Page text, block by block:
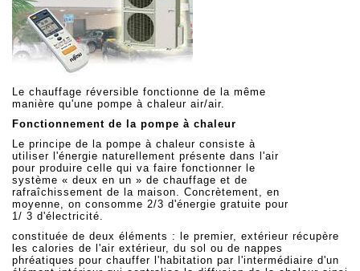
Le chauffage réversible fonctionne de la même
manière qu'une pompe à chaleur air/air.
Fonctionnement de la pompe à chaleur
Le principe de la pompe à chaleur consiste à
utiliser l'énergie naturellement présente dans l'air
pour produire celle qui va faire fonctionner le
système « deux en un » de chauffage et de
rafraîchissement de la maison. Concrètement, en
moyenne, on consomme 2/3 d'énergie gratuite pour
1/ 3 d'électricité.
constituée de deux éléments : le premier, extérieur récupère
les calories de l'air extérieur, du sol ou de nappes
phréatiques pour chauffer l'habitation par l'intermédiaire d'un